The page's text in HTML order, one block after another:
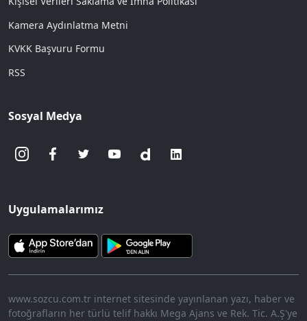
Kamera Aydınlatma Metni
KVKK Başvuru Formu
RSS
Sosyal Medya
Uygulamalarımız
www.sozcu.com.tr internet sitesinde yayınlanan yazı, haber ve
fotoğrafların her türlü telif hakkı Mega Ajans ve Rek. Tic. A.Ş'ye